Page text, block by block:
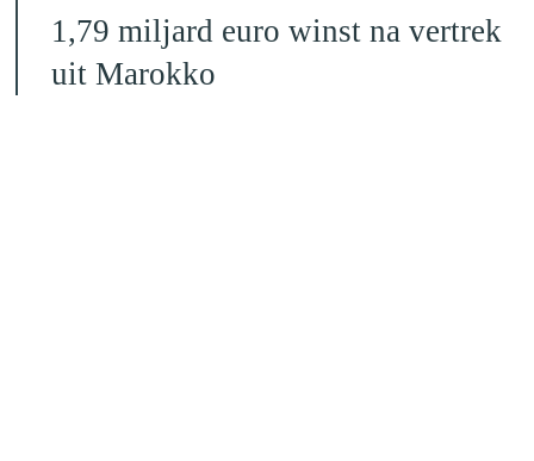
1,79 miljard euro winst na vertrek
uit Marokko